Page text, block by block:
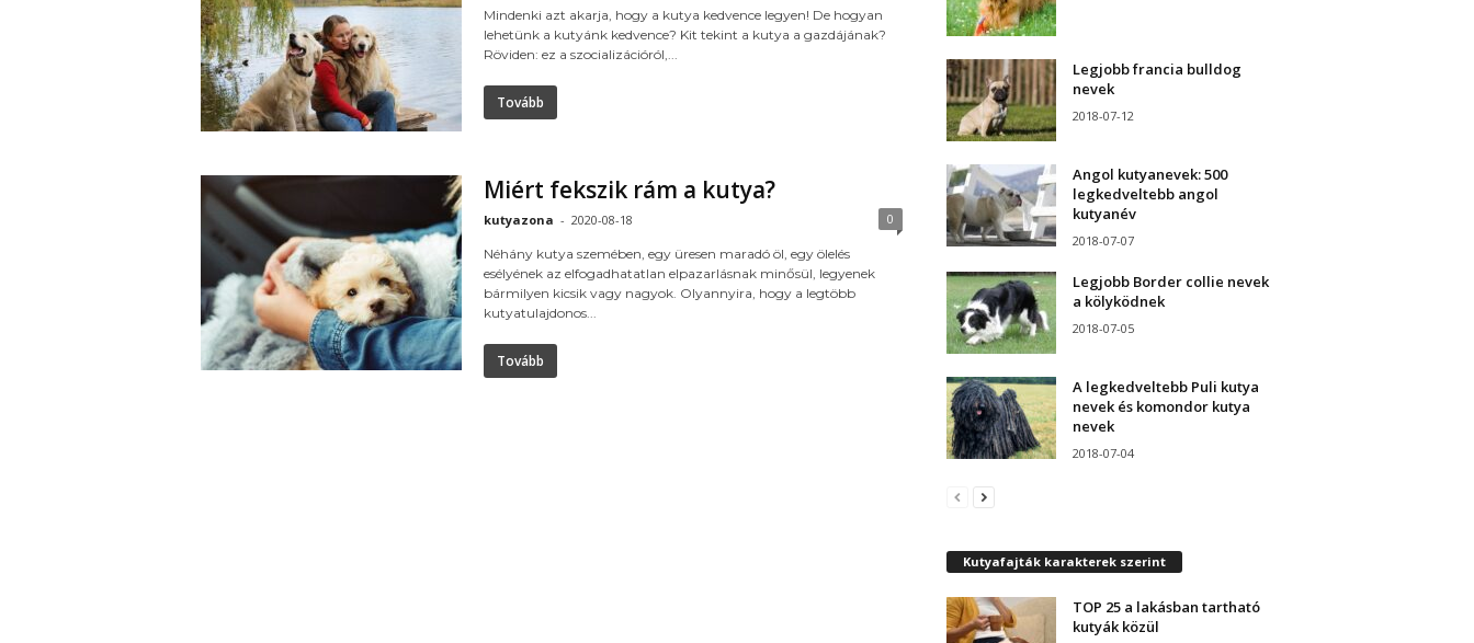
Mindenki azt akarja, hogy a kutya kedvence legyen! De hogyan
lehetünk a kutyánk kedvence? Kit tekint a kutya a gazdájának?
Röviden: ez a szocializációról,...
Tovább
Miért fekszik rám a kutya?
kutyazona - 2020-08-18 0
Néhány kutya szemében, egy üresen maradó öl, egy ölelés
esélyének az elfogadhatatlan elpazarlásnak minősül, legyenek
bármilyen kicsik vagy nagyok. Olyannyira, hogy a legtöbb
kutyatulajdonos...
Tovább
Legjobb francia bulldog
nevek
2018-07-12
Angol kutyanevek: 500
legkedveltebb angol
kutyanév
2018-07-07
Legjobb Border collie nevek
a kölyködnek
2018-07-05
A legkedveltebb Puli kutya
nevek és komondor kutya
nevek
2018-07-04
Kutyafajták karakterek szerint
TOP 25 a lakásban tartható
kutyák közül